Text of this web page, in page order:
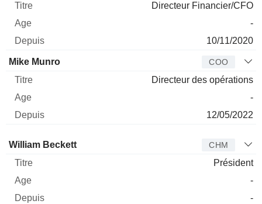
Directeur Financier/CFO
-
10/11/2020
Mike Munro COO
Directeur des opérations
-
12/05/2022
Administrateur Titre
William Beckett CHM
Président
-
-